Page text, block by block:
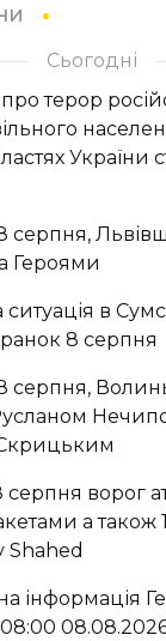
Сьогодні
терор
України
серпня,
Героями
в
8 серпня
серпня,
серпня ворог
а також
Shahed
інформація